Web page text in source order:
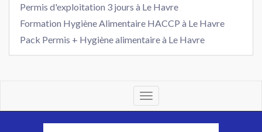
Permis d'exploitation 3 jours à Le Havre
Formation Hygiène Alimentaire HACCP à Le Havre
Pack Permis + Hygiène alimentaire à Le Havre
Toggle
navigation